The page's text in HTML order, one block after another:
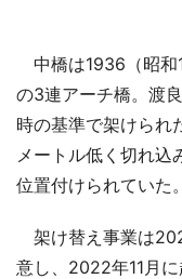
中橋は1936（昭和
の3連アーチ橋。渡
時の基準で架けられ
メートル低く切れ込
位置付けられていた。
架け替え事業は
意し、2022年11月